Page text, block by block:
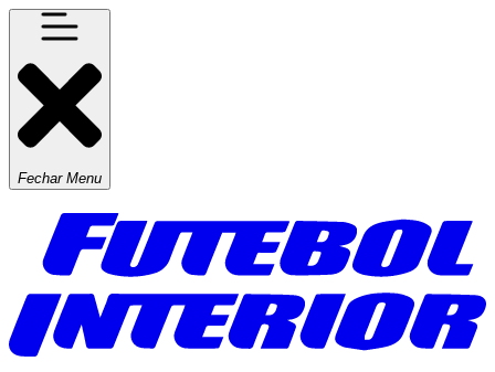
Fechar Menu